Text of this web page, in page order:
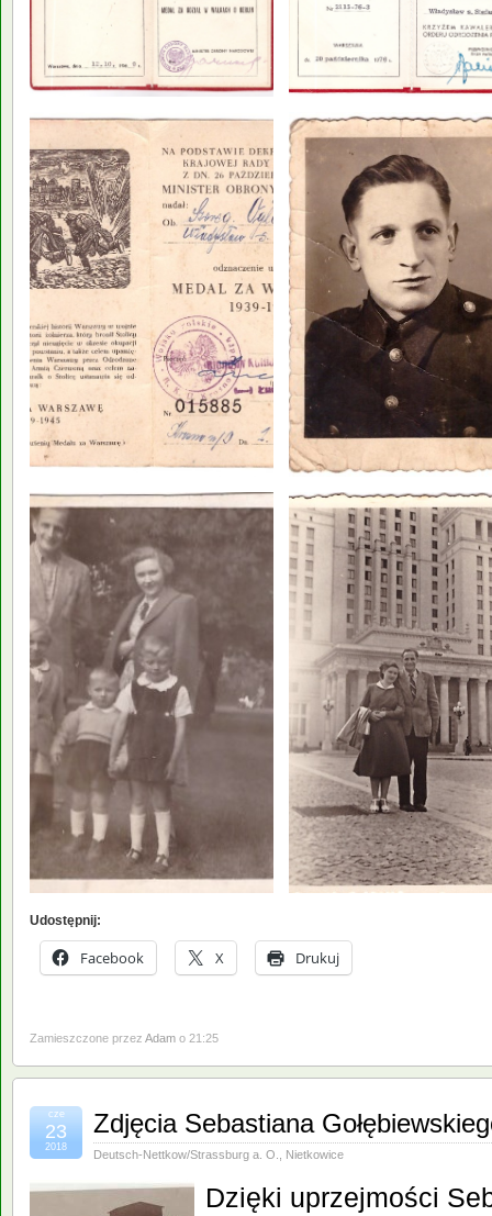
Udostępnij:
Facebook X Drukuj
Zamieszczone przez Adam o 21:25
Zdjęcia Sebastiana
Deutsch-Nettkow/Strassburg a. O. Nietkowice
cze
23
2018
Dzięki uprzejmości